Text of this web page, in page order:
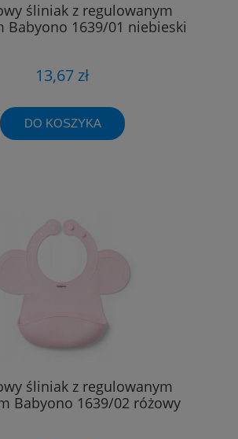
śliniak z regulowanym
Babyono 1639/01 niebieski
13,67 zł
DO KOSZYKA
śliniak z regulowanym
Babyono 1639/02 różowy